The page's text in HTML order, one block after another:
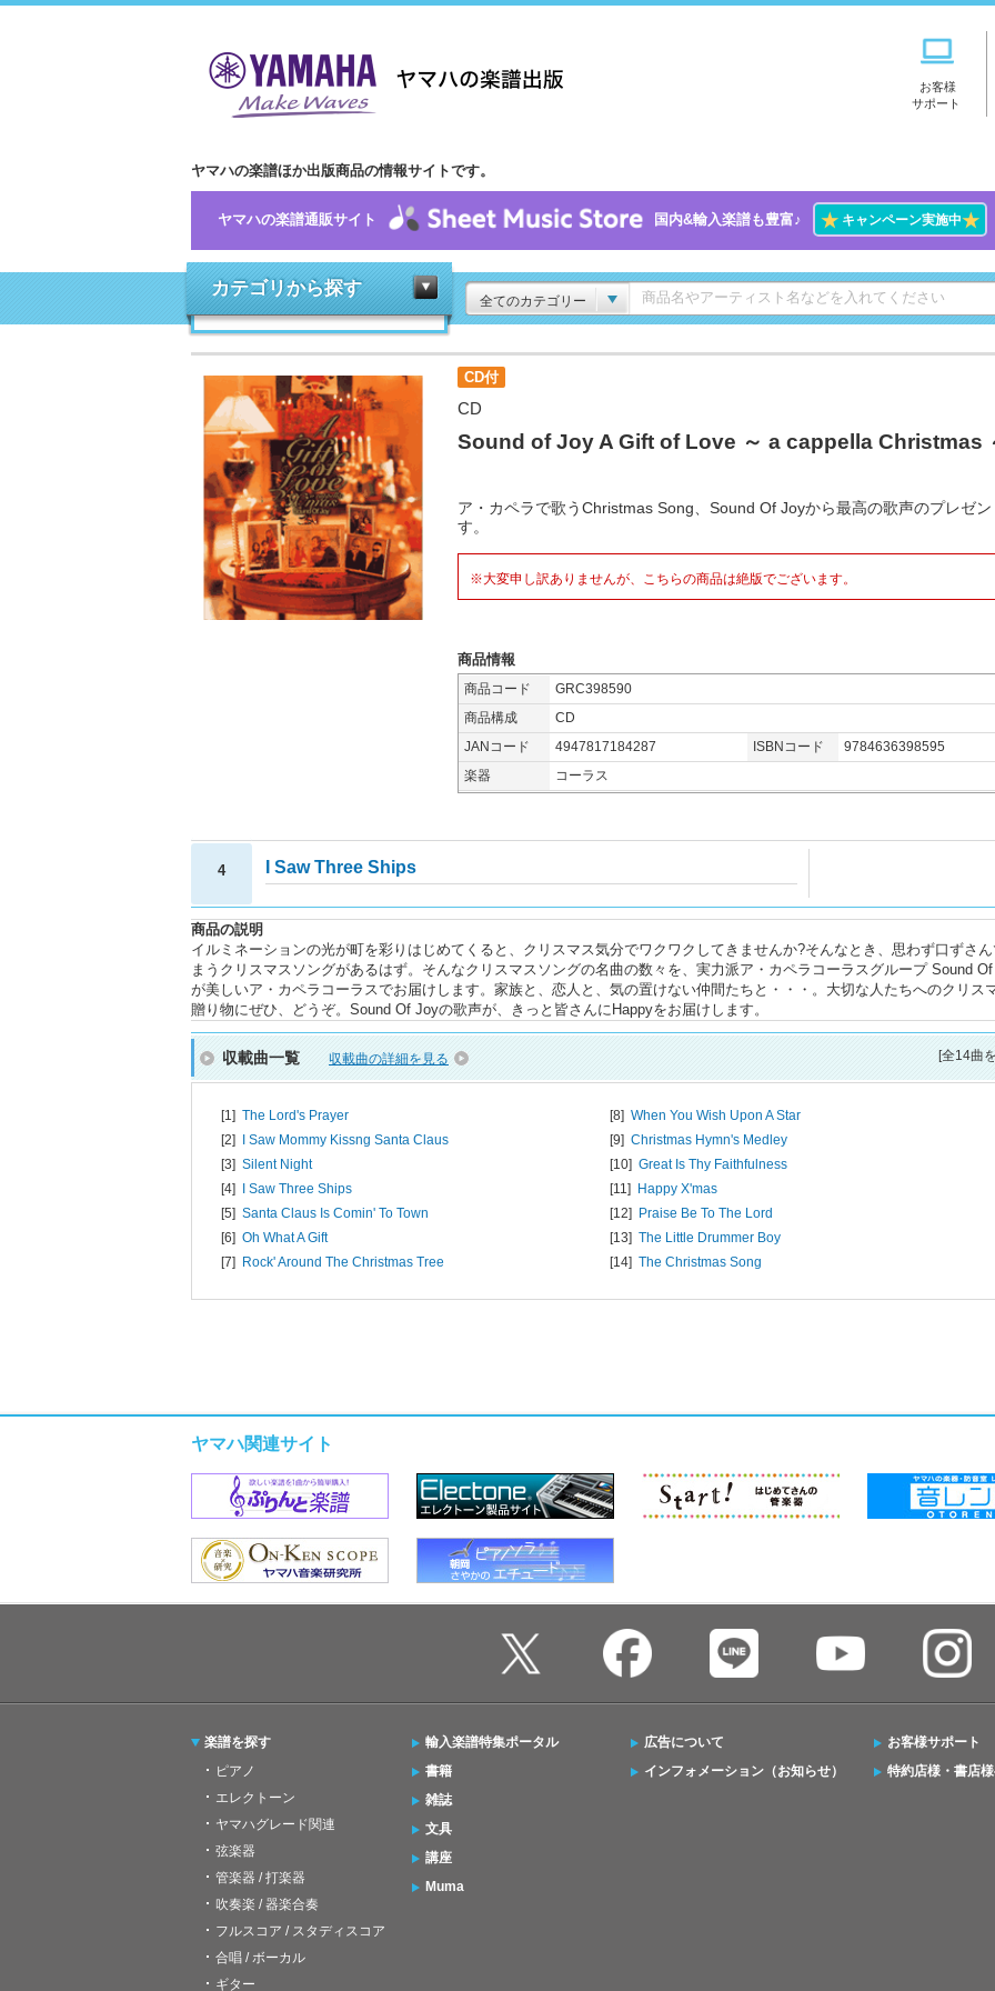
お客様
サポート
ヤマハの楽譜ほか出版商品の情報サイトです。
ヤマハの楽譜通販サイト 国内&輸入楽譜も豊富♪ ★キャンペーン実施中★
カテゴリから探す
全てのカテゴリー
CD付
CD
Sound of Joy A Gift of Love ～ a cappella Christmas
ア・カペラで歌うChristmas Song、Sound Of Joyから最高の歌声のプレゼン
す。
※大変申し訳ありませんが、こちらの商品は絶版でございます。
商品情報
商品コード
GRC398590
商品構成
CD
JANコード
4947817184287 ISBNコード
9784636398595
楽器
コーラス
4 I Saw Three Ships
商品の説明
イルミネーションの光が町を彩りはじめてくると、クリスマス気分でワクワクしてきませんか?そんなとき、思わず口ずさ
まうクリスマスソングがあるはず。そんなクリスマスソングの名曲の数々を、実力派ア・カペラコーラスグループ Sound
が美しいア・カペラコーラスでお届けします。家族と、恋人と、気の置けない仲間たちと・・・。大切な人たちへのクリス
贈り物にぜひ、どうぞ。Sound Of Joyの歌声が、きっと皆さんにHappyをお届けします。
収載曲一覧 収載曲の詳細を見る [全14曲
[1] The Lord's Prayer
[2] I Saw Mommy Kissng Santa Claus
[3] Silent Night
[4] I Saw Three Ships
[5] Santa Claus Is Comin' To Town
[6] Oh What A Gift
[7] Rock' Around The Christmas Tree
[8] When You Wish Upon A Star
[9] Christmas Hymn's Medley
[10] Great Is Thy Faithfulness
[11] Happy X'mas
[12] Praise Be To The Lord
[13] The Little Drummer Boy
[14] The Christmas Song
ヤマハ関連サイト
楽譜を探す
ピアノ
エレクトーン
ヤマハグレード関連
弦楽器
管楽器 / 打楽器
吹奏楽 / 器楽合奏
フルスコア / スタディスコア
合唱 / ボーカル
ギター
輸入楽譜特集ポータル
書籍
雑誌
文具
講座
Muma
広告について
インフォメーション（お知らせ）
お客様サポート
特約店様・書店